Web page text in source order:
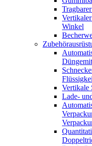
Winkel
Vertikale
Lade-